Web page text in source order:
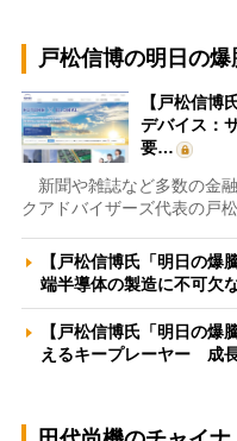
戸松信博の明日の爆
【戸松信博
デバイス：
要…
新聞や雑誌など多数の金
クアドバイザーズ代表の戸
【戸松信博氏「明日の爆
端半導体の製造に不可欠
【戸松信博氏「明日の
えるキープレーヤー 成